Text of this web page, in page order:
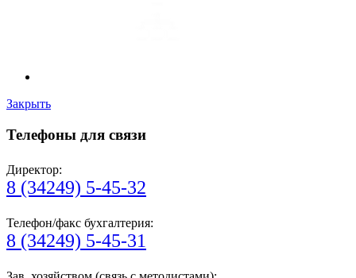
Закрыть
Телефоны для связи
Директор:
8 (34249) 5-45-32
Телефон/факс бухгалтерия:
8 (34249) 5-45-31